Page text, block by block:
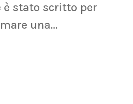
è stato scritto per
una...